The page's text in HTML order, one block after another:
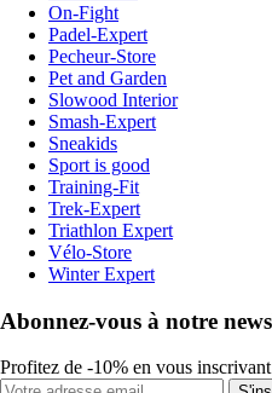
On-Fight
Padel-Expert
Pecheur-Store
Pet and Garden
Slowood Interior
Smash-Expert
Sneakids
Sport is good
Training-Fit
Trek-Expert
Triathlon Expert
Vélo-Store
Winter Expert
Abonnez-vous à notre
Profitez de -10% en vous